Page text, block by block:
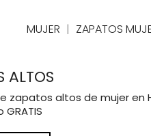
MUJER ZAPATOS
ALTOS
zapatos altos de mujer en